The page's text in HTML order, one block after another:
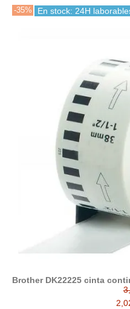
-35% En stock: 24H
Brother DK22225 cinta
compatible 38 mm x